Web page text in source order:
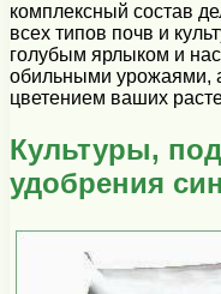
комплексный состав
всех типов почв и
голубым ярлыком и
обильными урожаями,
цветением ваших
Культуры,
удобрения